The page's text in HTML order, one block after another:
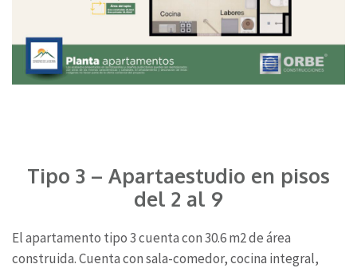
Tipo 3 – Apartaestudio en pisos
del 2 al 9
El apartamento tipo 3 cuenta con 30.6 m2 de área
construida. Cuenta con sala-comedor, cocina integral,